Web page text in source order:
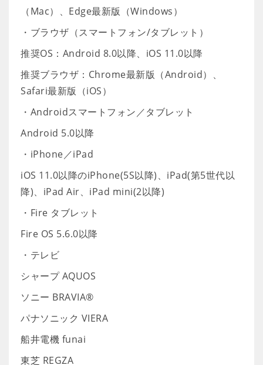
（Mac）、Edge最新版（Windows）
・ブラウザ（スマートフォン/タブレット）
推奨OS：Android 8.0以降、iOS 11.0以降
推奨ブラウザ：Chrome最新版（Android）、
Safari最新版（iOS）
・Androidスマートフォン／タブレット
Android 5.0以降
・iPhone／iPad
iOS 11.0以降のiPhone(5S以降)、iPad(第5世代以
降)、iPad Air、iPad mini(2以降)
・Fire タブレット
Fire OS 5.6.0以降
・テレビ
シャープ AQUOS
ソニー BRAVIA®
パナソニック VIERA
船井電機 funai
東芝 REGZA